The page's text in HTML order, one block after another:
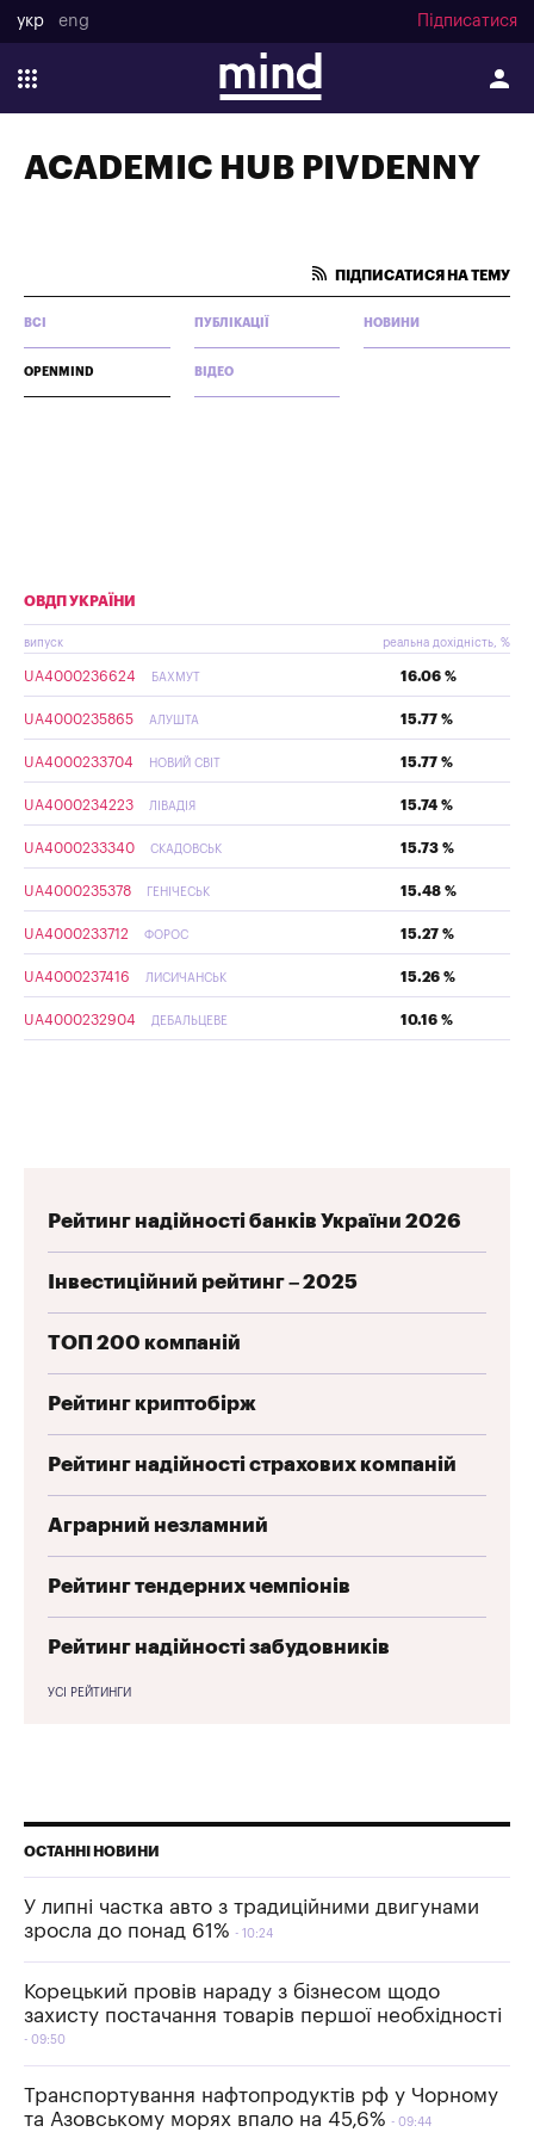
укр eng Підписатися
ACADEMIC HUB PIVDENNY
ПІДПИСАТИСЯ НА ТЕМУ
ВСІ ПУБЛІКАЦІЇ НОВИНИ
OPENMIND ВІДЕО
ОВДП УКРАЇНИ
випуск реальна дохідність, %
UA4000236624 БАХМУТ 16.06 %
UA4000235865 АЛУШТА 15.77 %
UA4000233704 НОВИЙ СВІТ 15.77 %
UA4000234223 ЛІВАДІЯ 15.74 %
UA4000233340 СКАДОВСЬК 15.73 %
UA4000235378 ГЕНІЧЕСЬК 15.48 %
UA4000233712 ФОРОС 15.27 %
UA4000237416 ЛИСИЧАНСЬК 15.26 %
UA4000232904 ДЕБАЛЬЦЕВЕ 10.16 %
Рейтинг надійності банків України 2026
Інвестиційний рейтинг – 2025
ТОП 200 компаній
Рейтинг криптобірж
Рейтинг надійності страхових компаній
Аграрний незламний
Рейтинг тендерних чемпіонів
Рейтинг надійності забудовників
УСІ РЕЙТИНГИ
ОСТАННІ НОВИНИ
У липні частка авто з традиційними двигунами
зросла до понад 61%
10:24
Корецький провів нараду з бізнесом щодо
захисту постачання товарів першої необхідності
09:50
Транспортування нафтопродуктів рф у Чорному
та Азовському морях впало на 45,6%
09:44